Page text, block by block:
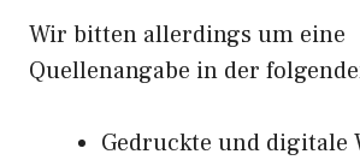
Wir bitten allerdings um eine
Quellenangabe in der
Gedruckte und digitale